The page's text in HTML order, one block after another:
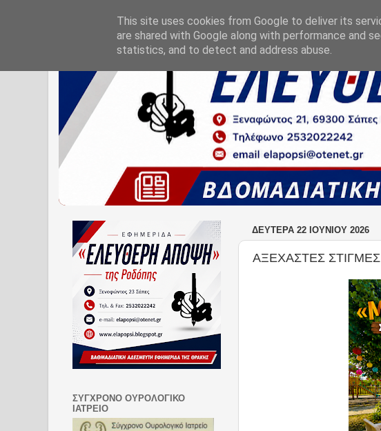
ΔΕΥΤΈΡΑ 22 ΙΟΥΝΊΟΥ 2026
ΑΞΕΧΑΣΤΕΣ
ΣΥΓΧΡΟΝΟ ΟΥΡΟΛΟΓΙΚΟ
ΙΑΤΡΕΙΟ
This site uses cookies from Google to deliver its
are shared with Google along with performance and
statistics, and to detect and address abuse.